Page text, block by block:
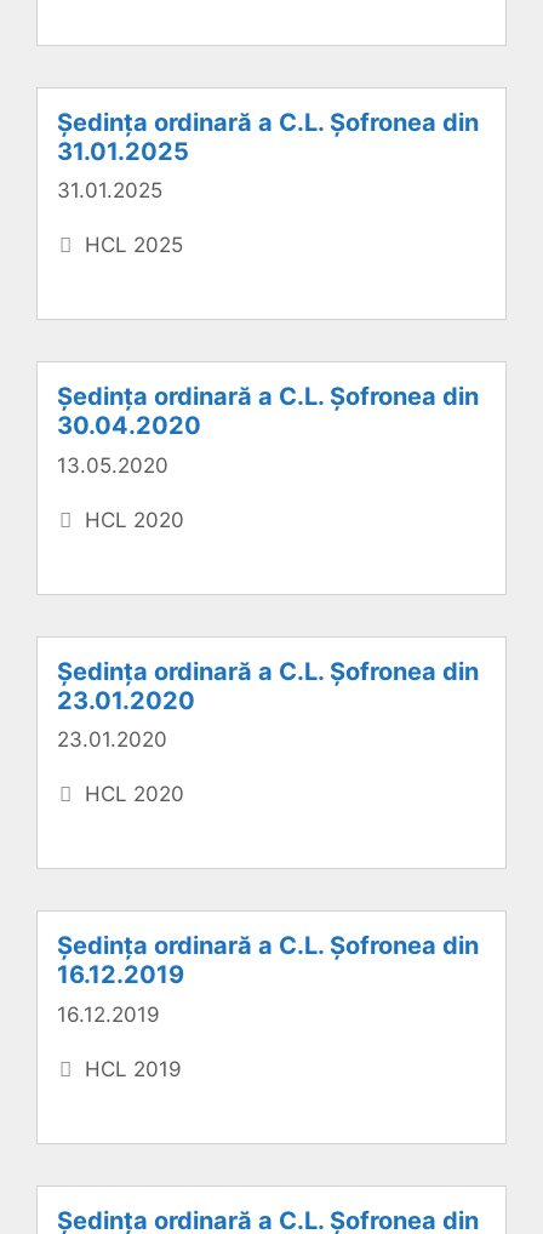
Ședința ordinară a C.L. Șofronea din
31.01.2025
31.01.2025
Categorii
HCL 2025
Ședința ordinară a C.L. Șofronea din
30.04.2020
13.05.2020
Categorii
HCL 2020
Ședința ordinară a C.L. Șofronea din
23.01.2020
23.01.2020
Categorii
HCL 2020
Ședința ordinară a C.L. Șofronea din
16.12.2019
16.12.2019
Categorii
HCL 2019
Ședința ordinară a C.L. Șofronea din